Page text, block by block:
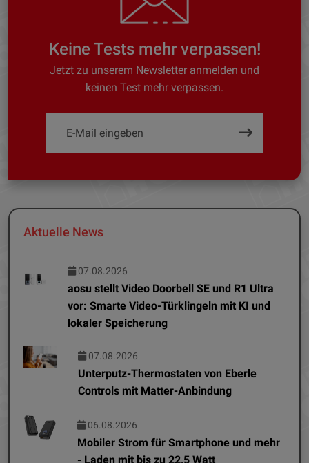
Keine Tests mehr verpassen!
Jetzt zu unserem Newsletter anmelden und
keinen Test mehr verpassen.
Aktuelle News
07.08.2026
aosu stellt Video Doorbell SE und R1 Ultra
vor: Smarte Video-Türklingeln mit KI und
lokaler Speicherung
07.08.2026
Unterputz-Thermostaten von Eberle
Controls mit Matter-Anbindung
06.08.2026
Mobiler Strom für Smartphone und mehr
- Laden mit bis zu 22,5 Watt